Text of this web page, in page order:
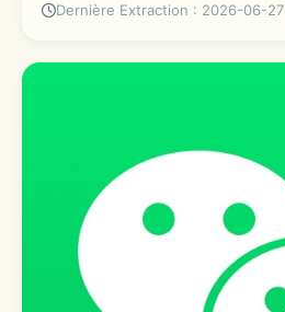
Dernière Extraction : 2026-06-27